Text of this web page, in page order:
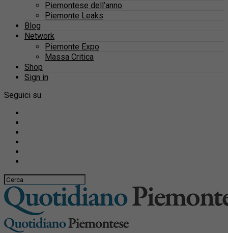
Piemontese dell’anno
Piemonte Leaks
Blog
Network
Piemonte Expo
Massa Critica
Shop
Sign in
Seguici su